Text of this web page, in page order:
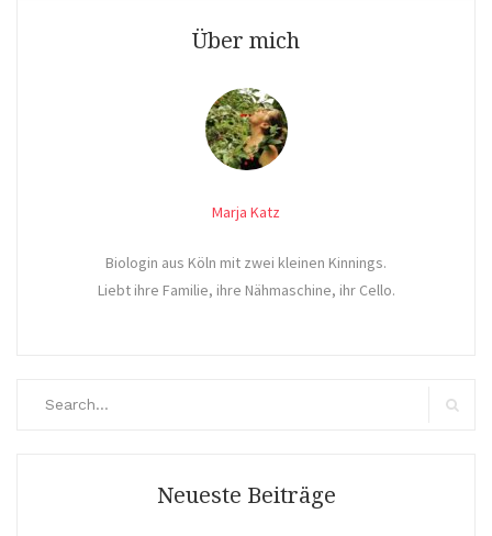
Über mich
Marja Katz
Biologin aus Köln mit zwei kleinen Kinnings.
Liebt ihre Familie, ihre Nähmaschine, ihr Cello.
Neueste Beiträge